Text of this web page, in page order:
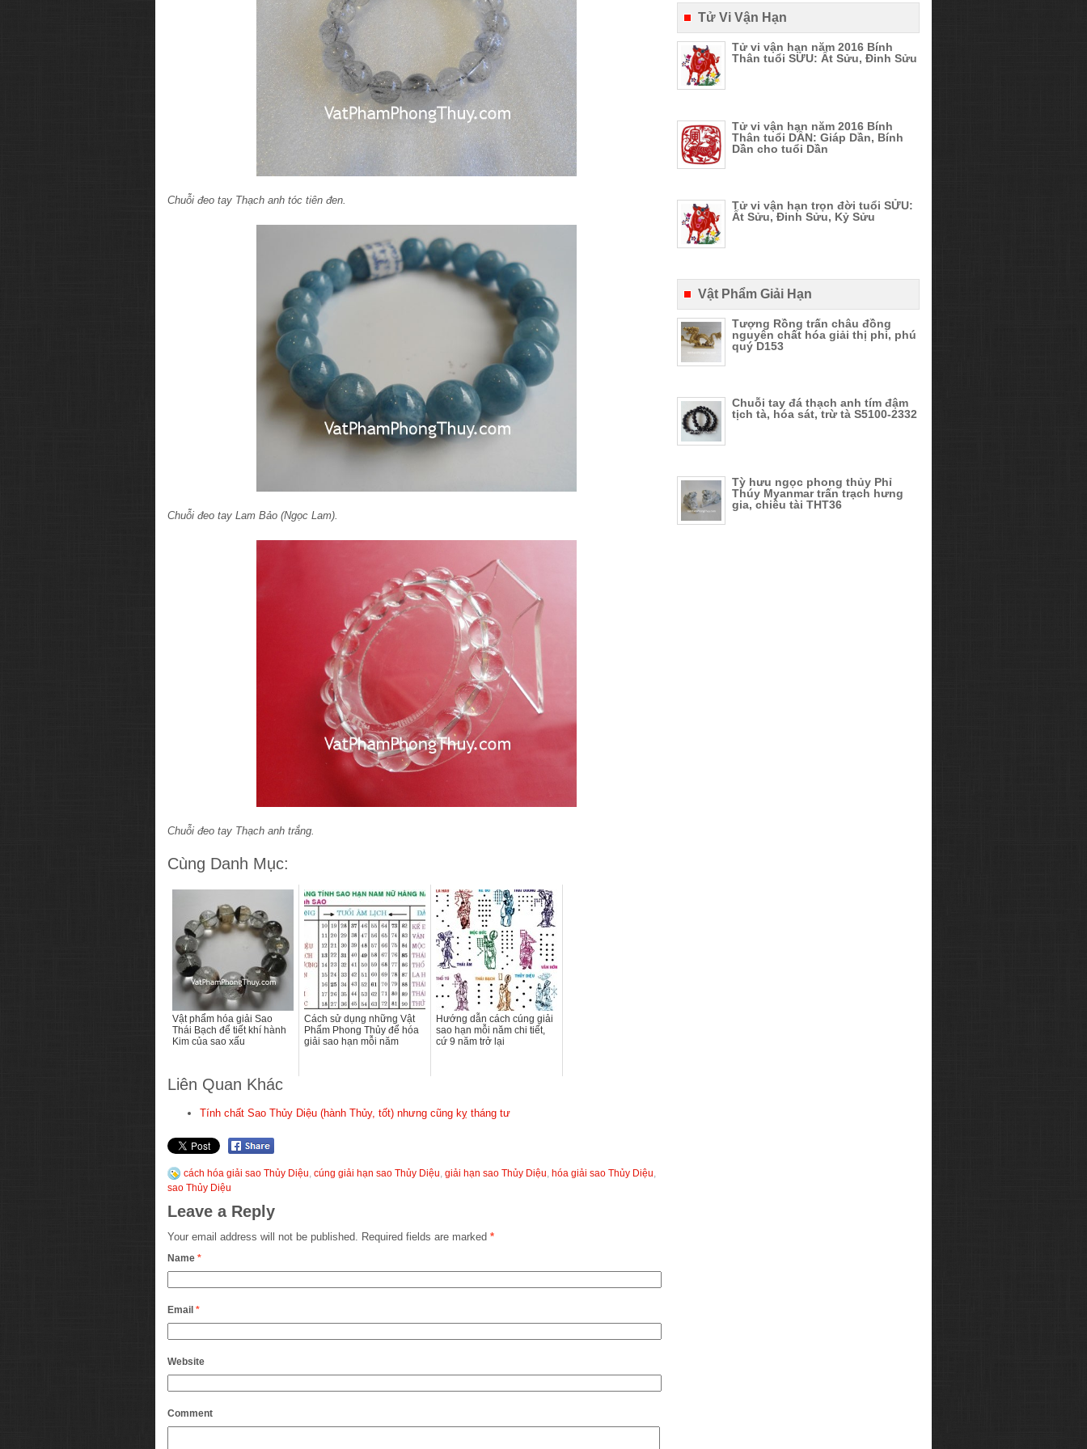
Chuỗi đeo tay Thạch anh tóc tiên đen.
Chuỗi đeo tay Lam Bảo (Ngọc Lam).
Chuỗi đeo tay Thạch anh trắng.
Cùng Danh Mục:
Vật phẩm hóa giải Sao
Thái Bạch để tiết khí hành
Kim của sao xấu
Cách sử dụng những Vật
Phẩm Phong Thủy để hóa
giải sao hạn mỗi năm
Hướng dẫn cách cúng giải
sao hạn mỗi năm chi tiết,
cứ 9 năm trở lại
Liên Quan Khác
Tính chất Sao Thủy Diệu (hành Thủy, tốt) nhưng cũng kỵ tháng tư
cách hóa giải sao Thủy Diệu, cúng giải hạn sao Thủy Diệu, giải hạn sao Thủy Diệu, hóa giải sao Thủy Diệu,
sao Thủy Diệu
Leave a Reply
Your email address will not be published. Required fields are marked *
Name *
Email *
Website
Comment
Tử Vi Vận Hạn
Tử vi vận hạn năm 2016 Bính
Thân tuổi SỬU: Ất Sửu, Đinh Sửu
Tử vi vận hạn năm 2016 Bính
Thân tuổi DẦN: Giáp Dần, Bính
Dần cho tuổi Dần
Tử vi vận hạn trọn đời tuổi SỬU:
Ất Sửu, Đinh Sửu, Kỷ Sửu
Vật Phẩm Giải Hạn
Tượng Rồng trấn châu đồng
nguyên chất hóa giải thị phi, phú
quý D153
Chuỗi tay đá thạch anh tím đậm
tịch tà, hóa sát, trừ tà S5100-2332
Tỳ hưu ngọc phong thủy Phỉ
Thúy Myanmar trấn trạch hưng
gia, chiêu tài THT36